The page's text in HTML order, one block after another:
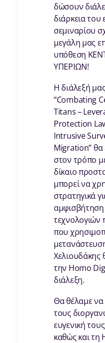
δώσουν
διάρκεια του
σεμιναρίου
μεγάλη μας
υπόθεση
ΥΠΕΡΙΩΝ!
Η διάλεξή
“Combating
Titans –
Protection
Intrusive
Migration” θα
στον τρόπο
δίκαιο
μπορεί να
στρατηγικά
που
Χελιουδάκης
την Homo
διάλεξη.
Θα θέλαμε
τους
ευγενική
καθώς και τη